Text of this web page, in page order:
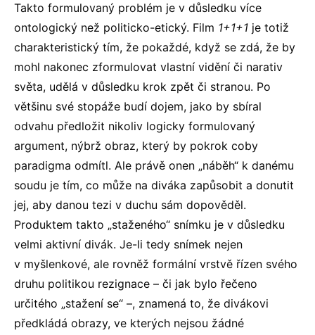
Takto formulovaný problém je v důsledku více
ontologický než politicko-etický. Film 1+1+1 je totiž
charakteristický tím, že pokaždé, když se zdá, že by
mohl nakonec zformulovat vlastní vidění či narativ
světa, udělá v důsledku krok zpět či stranou. Po
většinu své stopáže budí dojem, jako by sbíral
odvahu předložit nikoliv logicky formulovaný
argument, nýbrž obraz, který by pokrok coby
paradigma odmítl. Ale právě onen „náběh“ k danému
soudu je tím, co může na diváka zapůsobit a donutit
jej, aby danou tezi v duchu sám dopověděl.
Produktem takto „staženého“ snímku je v důsledku
velmi aktivní divák. Je-li tedy snímek nejen
v myšlenkové, ale rovněž formální vrstvě řízen svého
druhu politikou rezignace – či jak bylo řečeno
určitého „stažení se“ –, znamená to, že divákovi
předkládá obrazy, ve kterých nejsou žádné